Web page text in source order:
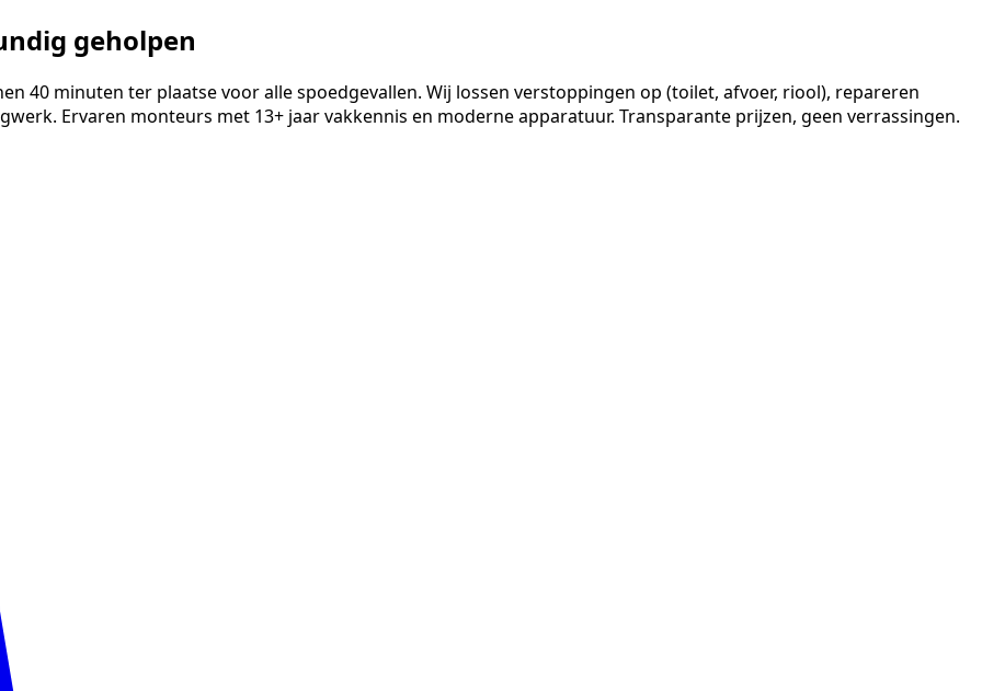
geholpen
40 minuten ter plaatse voor alle spoedgevallen. Wij lossen verstoppingen op (toilet, afvoer, riool), repareren
Ervaren monteurs met 13+ jaar vakkennis en moderne apparatuur. Transparante prijzen, geen verrassingen.